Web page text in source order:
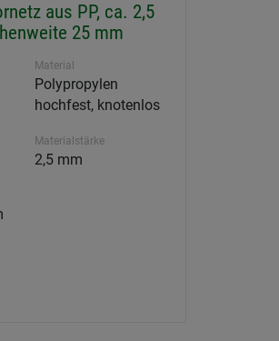
aus PP, ca. 2,5
25 mm
Material
Polypropylen
hochfest, knotenlos
Materialstärke
2,5 mm